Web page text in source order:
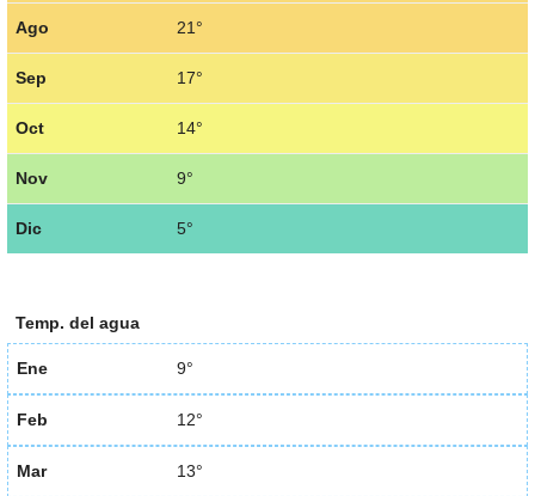
Ago 21°
Sep 17°
Oct 14°
Nov 9°
Dic 5°
Temp. del agua
Ene 9°
Feb 12°
Mar 13°